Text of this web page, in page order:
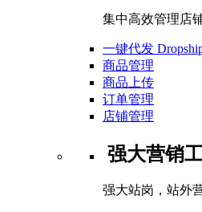
集中高效管理店
一键代发
商品管理
商品上传
订单管理
店铺管理
强大营销
强大站岗，站外